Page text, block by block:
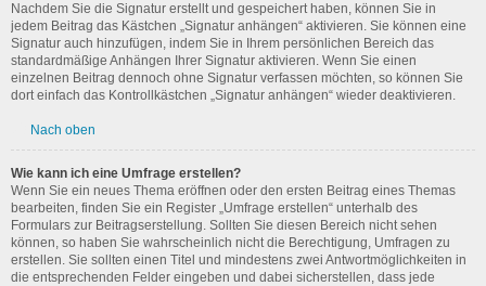
Nachdem Sie die Signatur erstellt und gespeichert haben, können Sie in
jedem Beitrag das Kästchen „Signatur anhängen“ aktivieren. Sie können eine
Signatur auch hinzufügen, indem Sie in Ihrem persönlichen Bereich das
standardmäßige Anhängen Ihrer Signatur aktivieren. Wenn Sie einen
einzelnen Beitrag dennoch ohne Signatur verfassen möchten, so können Sie
dort einfach das Kontrollkästchen „Signatur anhängen“ wieder deaktivieren.
Nach oben
Wie kann ich eine Umfrage erstellen?
Wenn Sie ein neues Thema eröffnen oder den ersten Beitrag eines Themas
bearbeiten, finden Sie ein Register „Umfrage erstellen“ unterhalb des
Formulars zur Beitragserstellung. Sollten Sie diesen Bereich nicht sehen
können, so haben Sie wahrscheinlich nicht die Berechtigung, Umfragen zu
erstellen. Sie sollten einen Titel und mindestens zwei Antwortmöglichkeiten in
die entsprechenden Felder eingeben und dabei sicherstellen, dass jede